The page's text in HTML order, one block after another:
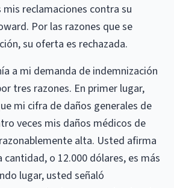
reclamaciones contra su
Por las razones que se
su oferta es rechazada.
a mi demanda de indemnización
tres razones. En primer lugar,
mi cifra de daños generales de
veces mis daños médicos de
alta. Usted afirma
o 12.000 dólares, es más
lugar, usted señaló